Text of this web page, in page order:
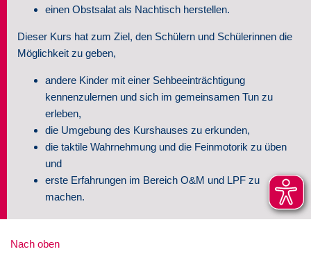
einen Obstsalat als Nachtisch herstellen.
Dieser Kurs hat zum Ziel, den Schülern und Schülerinnen die
Möglichkeit zu geben,
andere Kinder mit einer Sehbeeinträchtigung
kennenzulernen und sich im gemeinsamen Tun zu
erleben,
die Umgebung des Kurshauses zu erkunden,
die taktile Wahrnehmung und die Feinmotorik zu üben
und
erste Erfahrungen im Bereich O&M und LPF zu
machen.
Nach oben